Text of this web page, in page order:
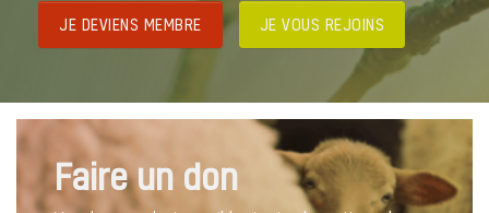
JE DEVIENS MEMBRE JE VOUS REJOINS
Faire un don